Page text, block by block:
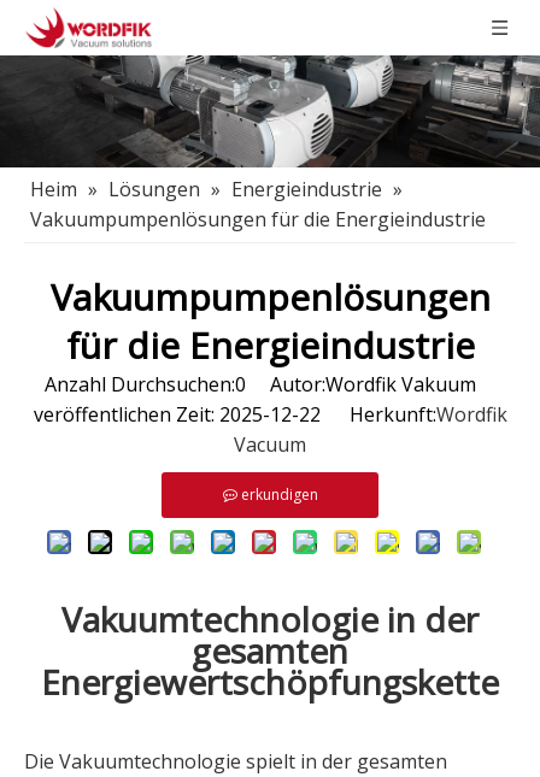
Heim » Lösungen » Energieindustrie »
Vakuumpumpenlösungen für die Energieindustrie
Vakuumpumpenlösungen
für die Energieindustrie
Anzahl Durchsuchen:0 Autor:Wordfik Vakuum
veröffentlichen Zeit: 2025-12-22 Herkunft:Wordfik
Vacuum
erkundigen
Vakuumtechnologie in der
gesamten
Energiewertschöpfungskette
Die Vakuumtechnologie spielt in der gesamten